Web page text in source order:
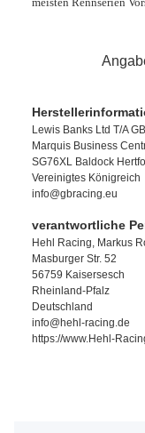
Lewis Banks Ltd T/A
Marquis Business
SG76XL Baldock
Vereinigtes Königreich
info@gbracing.eu
verantwortliche
Hehl Racing, Markus
Masburger Str. 52
56759 Kaisersesch
Rheinland-Pfalz
Deutschland
info@hehl-racing.de
https://www.Hehl-